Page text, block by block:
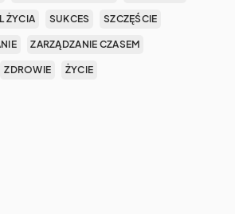
ŻYCIA SUKCES SZCZĘŚCIE
ZARZĄDZANIE CZASEM
ZDROWIE ŻYCIE